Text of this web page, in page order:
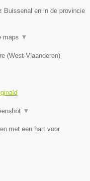
Buissenal en in de provincie
maps ▼
(West-Vlaanderen)
▼
met een hart voor